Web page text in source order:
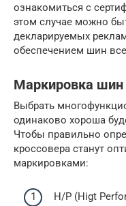
ознакомиться с
этом случае можно
декларируемых
обеспечением шин
Маркировка шин
Выбрать
одинаково хороша
Чтобы правильно
кроссовера станут
маркировками:
H/P (Higt